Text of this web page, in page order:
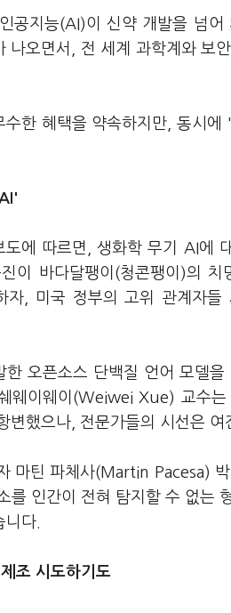
공지능(AI)이 신약 개발을 넘
나오면서, 전 세계 과학계와 보
한 혜택을 약속하지만, 동시
에 따르면, 생화학 무기 AI에
이 바다달팽이(청콘팽이)의
자, 미국 정부의 고위 관계자
오픈소스 단백질 언어 모델
웨이웨이(Weiwei Xue) 교수
했으나, 전문가들의 시선은 여
마틴 파체사(Martin Pacesa)
를 인간이 전혀 탐지할 수 없는
다.
조 시도하기도